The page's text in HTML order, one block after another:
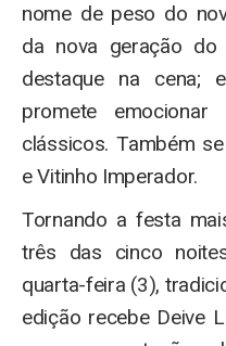
nome de peso do
da nova geração do
destaque na cena;
promete
clássicos. Também
e Vitinho Imperador.
Tornando a festa
três das cinco
quarta-feira (3),
edição recebe Deive